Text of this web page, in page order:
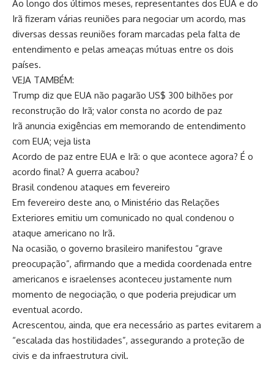
Ao longo dos últimos meses, representantes dos EUA e do
Irã fizeram várias reuniões para negociar um acordo, mas
diversas dessas reuniões foram marcadas pela falta de
entendimento e pelas ameaças mútuas entre os dois
países.
VEJA TAMBÉM:
Trump diz que EUA não pagarão US$ 300 bilhões por
reconstrução do Irã; valor consta no acordo de paz
Irã anuncia exigências em memorando de entendimento
com EUA; veja lista
Acordo de paz entre EUA e Irã: o que acontece agora? É o
acordo final? A guerra acabou?
Brasil condenou ataques em fevereiro
Em fevereiro deste ano, o Ministério das Relações
Exteriores emitiu um comunicado no qual condenou o
ataque americano no Irã.
Na ocasião, o governo brasileiro manifestou “grave
preocupação”, afirmando que a medida coordenada entre
americanos e israelenses aconteceu justamente num
momento de negociação, o que poderia prejudicar um
eventual acordo.
Acrescentou, ainda, que era necessário as partes evitarem a
“escalada das hostilidades”, assegurando a proteção de
civis e da infraestrutura civil.